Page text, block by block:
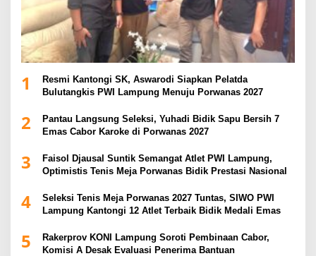
1
Resmi Kantongi SK, Aswarodi Siapkan Pelatda
Bulutangkis PWI Lampung Menuju Porwanas 2027
2
Pantau Langsung Seleksi, Yuhadi Bidik Sapu Bersih 7
Emas Cabor Karoke di Porwanas 2027
3
Faisol Djausal Suntik Semangat Atlet PWI Lampung,
Optimistis Tenis Meja Porwanas Bidik Prestasi Nasional
4
Seleksi Tenis Meja Porwanas 2027 Tuntas, SIWO PWI
Lampung Kantongi 12 Atlet Terbaik Bidik Medali Emas
5
Rakerprov KONI Lampung Soroti Pembinaan Cabor,
Komisi A Desak Evaluasi Penerima Bantuan